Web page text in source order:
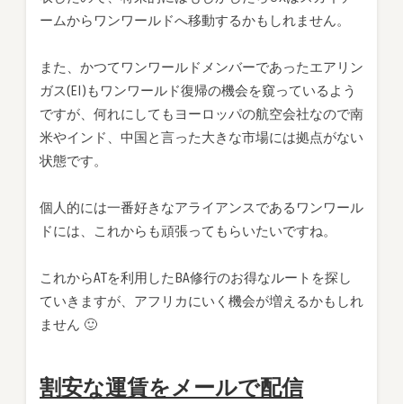
ームからワンワールドへ移動するかもしれません。
また、かつてワンワールドメンバーであったエアリン
ガス(EI)もワンワールド復帰の機会を窺っているよう
ですが、何れにしてもヨーロッパの航空会社なので南
米やインド、中国と言った大きな市場には拠点がない
状態です。
個人的には一番好きなアライアンスであるワンワール
ドには、これからも頑張ってもらいたいですね。
これからATを利用したBA修行のお得なルートを探し
ていきますが、アフリカにいく機会が増えるかもしれ
ません 🙂
割安な運賃をメールで配信